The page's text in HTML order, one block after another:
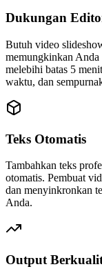
Dukungan
Butuh video
memungkinkan
melebihi batas 5
waktu, dan
Teks Otomatis
Tambahkan teks
otomatis. Pembuat
dan menyinkronkan
Anda.
Output